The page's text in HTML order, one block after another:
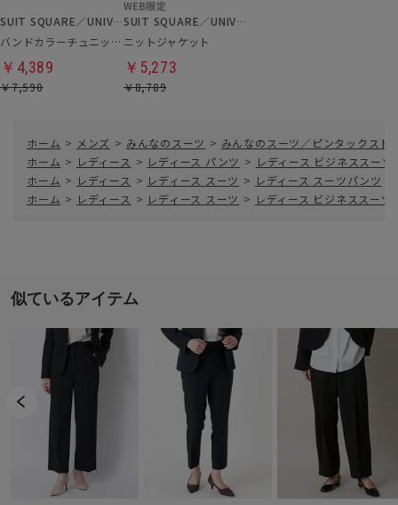
SUIT SQUARE／UNIVERSAL LANGUAGE／WHITE
バンドカラーチュニックシャツ
￥4,389
￥7,590
SUIT SQUARE／UNIVERSAL LANGUAGE／WHITE
ニットジャケット
￥5,273
￥8,789
ホーム > メンズ > みんなのスーツ > みんなのスーツ／ピンタックスト
ホーム > レディース > レディース パンツ > レディース ビジネススーツ
ホーム > レディース > レディース スーツ > レディース スーツパンツ
ホーム > レディース > レディース スーツ > レディース ビジネススーツ